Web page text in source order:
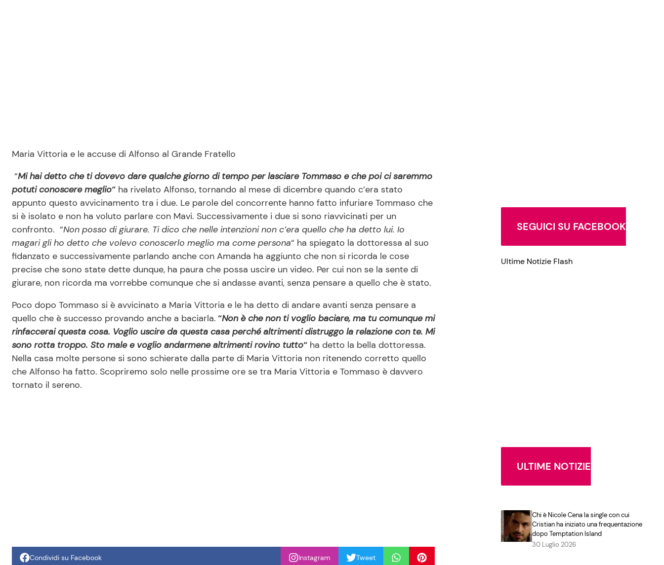
Maria Vittoria e le accuse di Alfonso al Grande Fratello
“Mi hai detto che ti dovevo dare qualche giorno di tempo per lasciare Tommaso e che poi ci saremmo
potuti conoscere meglio“ ha rivelato Alfonso, tornando al mese di dicembre quando c’era stato
appunto questo avvicinamento tra i due. Le parole del concorrente hanno fatto infuriare Tommaso che
si è isolato e non ha voluto parlare con Mavi. Successivamente i due si sono riavvicinati per un
confronto. “Non posso di giurare. Ti dico che nelle intenzioni non c’era quello che ha detto lui. Io
magari gli ho detto che volevo conoscerlo meglio ma come persona“ ha spiegato la dottoressa al suo
fidanzato e successivamente parlando anche con Amanda ha aggiunto che non si ricorda le cose
precise che sono state dette dunque, ha paura che possa uscire un video. Per cui non se la sente di
giurare, non ricorda ma vorrebbe comunque che si andasse avanti, senza pensare a quello che è stato.
Poco dopo Tommaso si è avvicinato a Maria Vittoria e le ha detto di andare avanti senza pensare a
quello che è successo provando anche a baciarla. “Non è che non ti voglio baciare, ma tu comunque mi
rinfaccerai questa cosa. Voglio uscire da questa casa perché altrimenti distruggo la relazione con te. Mi
sono rotta troppo. Sto male e voglio andarmene altrimenti rovino tutto“ ha detto la bella dottoressa.
Nella casa molte persone si sono schierate dalla parte di Maria Vittoria non ritenendo corretto quello
che Alfonso ha fatto. Scopriremo solo nelle prossime ore se tra Maria Vittoria e Tommaso è davvero
tornato il sereno.
Condividi su Facebook Instagram Tweet
SEGUICI SU FACEBOOK
Ultime Notizie Flash
ULTIME NOTIZIE
Chi è Nicole Cena la single con cui
Cristian ha iniziato una frequentazione
dopo Temptation Island
30 Luglio 2026